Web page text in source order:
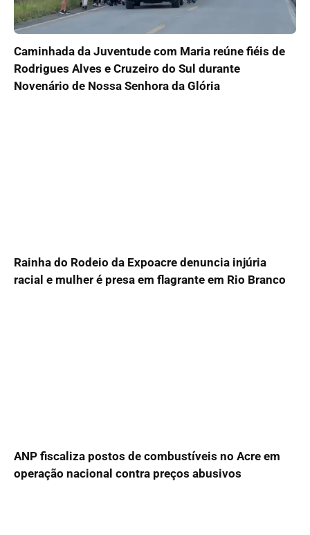
Caminhada da Juventude com Maria reúne fiéis de
Rodrigues Alves e Cruzeiro do Sul durante
Novenário de Nossa Senhora da Glória
Rainha do Rodeio da Expoacre denuncia injúria
racial e mulher é presa em flagrante em Rio Branco
ANP fiscaliza postos de combustíveis no Acre em
operação nacional contra preços abusivos